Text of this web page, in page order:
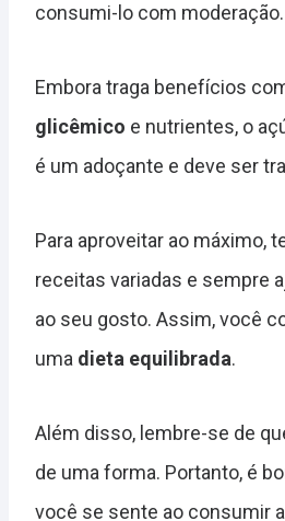
consumi-lo com moderação.
Embora traga benefícios
glicêmico e nutrientes, o
é um adoçante e deve ser
Para aproveitar ao máximo,
receitas variadas e sempre
ao seu gosto. Assim, você
uma dieta equilibrada.
Além disso, lembre-se de
de uma forma. Portanto, é
você se sente ao consumir